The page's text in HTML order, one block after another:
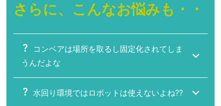
さらに、こんなお悩みも・・
コンベアは場所を取るし固定化されてしま
うんだよな
水回り環境ではロボットは使えないよね??